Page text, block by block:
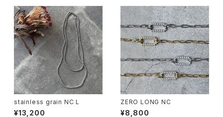
stainless grain NC L
¥13,200
ZERO LONG NC
¥8,800